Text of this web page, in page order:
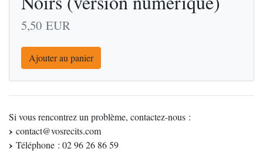
5,50 EUR
Ajouter au panier
Si vous rencontrez un problème, contactez-nous :
contact@vosrecits.com
Téléphone : 02 96 26 86 59